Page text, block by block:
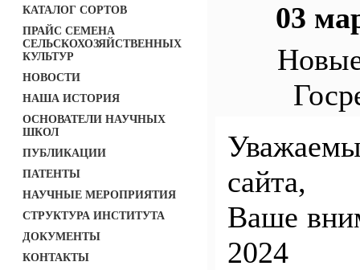
КАТАЛОГ СОРТОВ
ПРАЙС СЕМЕНА
СЕЛЬСКОХОЗЯЙСТВЕННЫХ
КУЛЬТУР
НОВОСТИ
НАША ИСТОРИЯ
ОСНОВАТЕЛИ НАУЧНЫХ
ШКОЛ
ПУБЛИКАЦИИ
ПАТЕНТЫ
НАУЧНЫЕ МЕРОПРИЯТИЯ
СТРУКТУРА ИНСТИТУТА
ДОКУМЕНТЫ
КОНТАКТЫ
03
сайта,
Ваше
2024